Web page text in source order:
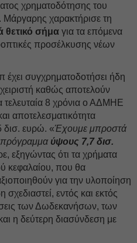
χρηματοδότησης του
χαρακτήρισε τη
θετικό σήμα για τα επόμενα
προσέλκυσης νέων
συγχρηματοδοτήσει ήδη
καθώς αποτελούν
τελευταία 8 χρόνια ο ΑΔΜΗΕ
αποτελεσματικότητα
δισ. ευρώ. «Έχουμε μπροστά
πρόγραμμα ύψους 7,7 δισ.
εξηγώντας ότι τα χρήματα
κεφαλαίου, που θα
για την υλοποίηση
εντός και εκτός
των Δωδεκανήσων, των
η δεύτερη διασύνδεση με